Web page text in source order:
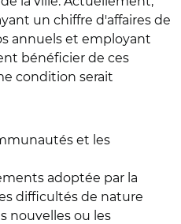
un chiffre d'affaires de
annuels et employant
bénéficier de ces
condition serait
et les
adoptée par la
difficultés de nature
nouvelles ou les